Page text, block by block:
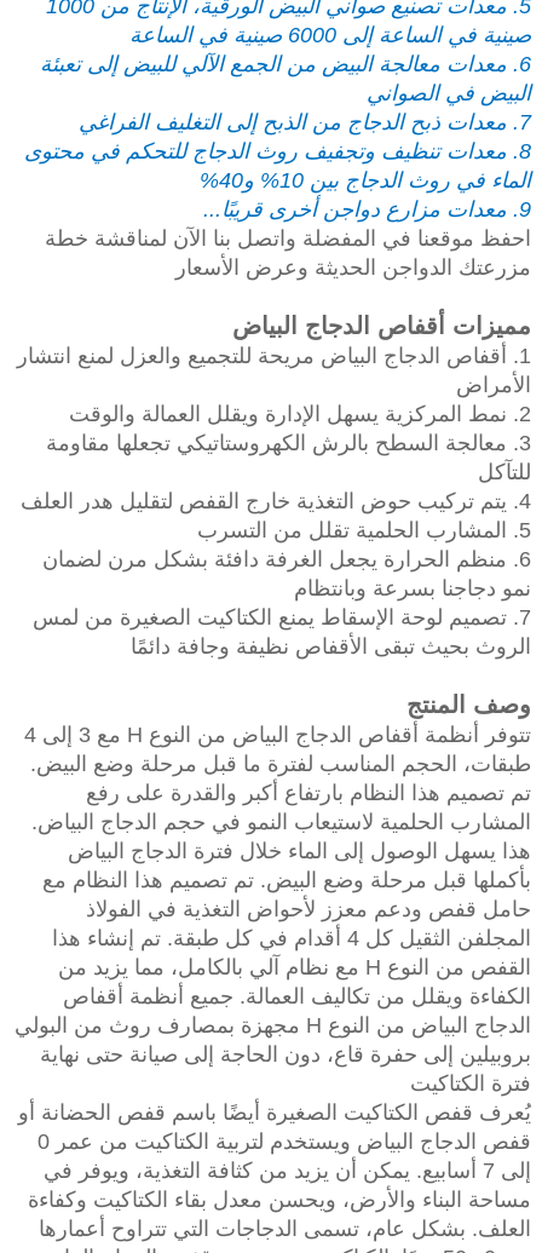
5. معدات تصنيع صواني البيض الورقية، الإنتاج من 1000
صينية في الساعة إلى 6000 صينية في الساعة
6. معدات معالجة البيض من الجمع الآلي للبيض إلى تعبئة
البيض في الصواني
7. معدات ذبح الدجاج من الذبح إلى التغليف الفراغي
8. معدات تنظيف وتجفيف روث الدجاج للتحكم في محتوى
الماء في روث الدجاج بين 10% و40%
9. معدات مزارع دواجن أخرى قريبًا...
احفظ موقعنا في المفضلة واتصل بنا الآن لمناقشة خطة
مزرعتك الدواجن الحديثة وعرض الأسعار
مميزات أقفاص الدجاج البياض
1. أقفاص الدجاج البياض مريحة للتجميع والعزل لمنع انتشار
الأمراض
2. نمط المركزية يسهل الإدارة ويقلل العمالة والوقت
3. معالجة السطح بالرش الكهروستاتيكي تجعلها مقاومة
للتآكل
4. يتم تركيب حوض التغذية خارج القفص لتقليل هدر العلف
5. المشارب الحلمية تقلل من التسرب
6. منظم الحرارة يجعل الغرفة دافئة بشكل مرن لضمان
نمو دجاجنا بسرعة وبانتظام
7. تصميم لوحة الإسقاط يمنع الكتاكيت الصغيرة من لمس
الروث بحيث تبقى الأقفاص نظيفة وجافة دائمًا
وصف المنتج
تتوفر أنظمة أقفاص الدجاج البياض من النوع H مع 3 إلى 4
طبقات، الحجم المناسب لفترة ما قبل مرحلة وضع البيض.
تم تصميم هذا النظام بارتفاع أكبر والقدرة على رفع
المشارب الحلمية لاستيعاب النمو في حجم الدجاج البياض.
هذا يسهل الوصول إلى الماء خلال فترة الدجاج البياض
بأكملها قبل مرحلة وضع البيض. تم تصميم هذا النظام مع
حامل قفص ودعم معزز لأحواض التغذية في الفولاذ
المجلفن الثقيل كل 4 أقدام في كل طبقة. تم إنشاء هذا
القفص من النوع H مع نظام آلي بالكامل، مما يزيد من
الكفاءة ويقلل من تكاليف العمالة. جميع أنظمة أقفاص
الدجاج البياض من النوع H مجهزة بمصارف روث من البولي
بروبيلين إلى حفرة قاع، دون الحاجة إلى صيانة حتى نهاية
فترة الكتاكيت
يُعرف قفص الكتاكيت الصغيرة أيضًا باسم قفص الحضانة أو
قفص الدجاج البياض ويستخدم لتربية الكتاكيت من عمر 0
إلى 7 أسابيع. يمكن أن يزيد من كثافة التغذية، ويوفر في
مساحة البناء والأرض، ويحسن معدل بقاء الكتاكيت وكفاءة
العلف. بشكل عام، تسمى الدجاجات التي تتراوح أعمارها